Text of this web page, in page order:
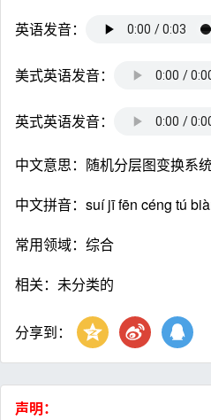
英语发音：
美式英语发音：
英式英语发音：
中文意思：随机分层图变换系
中文拼音：suí jī fēn céng tú
常用领域：综合
相关：未分类的
分享到：
声明：